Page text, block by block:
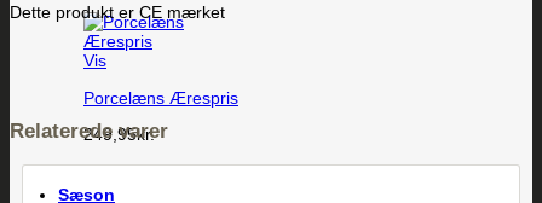
Vis
Porcelæns Ærespris
249,95kr.
Sæson
Dette produkt er CE mærket
Relaterede varer